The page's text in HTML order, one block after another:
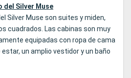
del Silver Muse
Silver Muse son suites y miden,
cuadrados. Las cabinas son muy
equipadas con ropa de cama
un amplio vestidor y un baño